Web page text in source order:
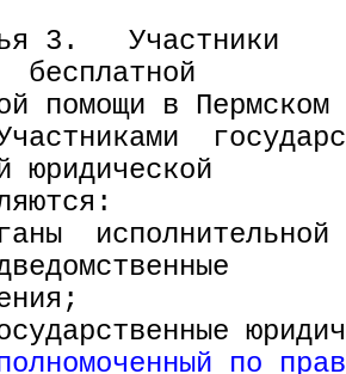
Участники
бесплатной
помощи в Пермском
юридической
исполнительной
по